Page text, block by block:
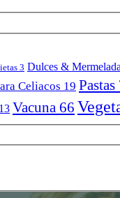
3 Dulces &
Celiacos 19 Pastas
13 Vacuna 66